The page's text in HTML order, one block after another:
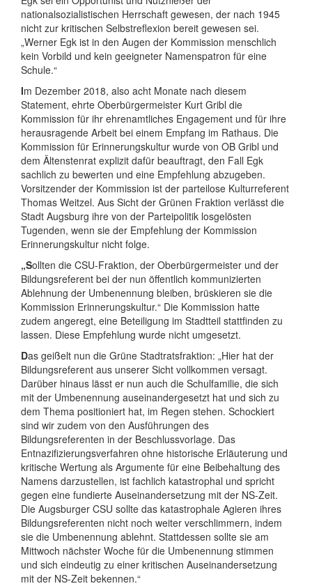
nationalsozialistischen Herrschaft gewesen, der nach 1945
nicht zur kritischen Selbstreflexion bereit gewesen sei.
„Werner Egk ist in den Augen der Kommission menschlich
kein Vorbild und kein geeigneter Namenspatron für eine
Schule.“
Im Dezember 2018, also acht Monate nach diesem
Statement, ehrte Oberbürgermeister Kurt Gribl die
Kommission für ihr ehrenamtliches Engagement und für ihre
herausragende Arbeit bei einem Empfang im Rathaus. Die
Kommission für Erinnerungskultur wurde von OB Gribl und
dem Ältenstenrat explizit dafür beauftragt, den Fall Egk
sachlich zu bewerten und eine Empfehlung abzugeben.
Vorsitzender der Kommission ist der parteilose Kulturreferent
Thomas Weitzel. Aus Sicht der Grünen Fraktion verlässt die
Stadt Augsburg ihre von der Parteipolitik losgelösten
Tugenden, wenn sie der Empfehlung der Kommission
Erinnerungskultur nicht folge.
„Sollten die CSU-Fraktion, der Oberbürgermeister und der
Bildungsreferent bei der nun öffentlich kommunizierten
Ablehnung der Umbenennung bleiben, brüskieren sie die
Kommission Erinnerungskultur.“ Die Kommission hatte
zudem angeregt, eine Beteiligung im Stadtteil stattfinden zu
lassen. Diese Empfehlung wurde nicht umgesetzt.
Das geißelt nun die Grüne Stadtratsfraktion: „Hier hat der
Bildungsreferent aus unserer Sicht vollkommen versagt.
Darüber hinaus lässt er nun auch die Schulfamilie, die sich
mit der Umbenennung auseinandergesetzt hat und sich zu
dem Thema positioniert hat, im Regen stehen. Schockiert
sind wir zudem von den Ausführungen des
Bildungsreferenten in der Beschlussvorlage. Das
Entnazifizierungsverfahren ohne historische Erläuterung und
kritische Wertung als Argumente für eine Beibehaltung des
Namens darzustellen, ist fachlich katastrophal und spricht
gegen eine fundierte Auseinandersetzung mit der NS-Zeit.
Die Augsburger CSU sollte das katastrophale Agieren ihres
Bildungsreferenten nicht noch weiter verschlimmern, indem
sie die Umbenennung ablehnt. Stattdessen sollte sie am
Mittwoch nächster Woche für die Umbenennung stimmen
und sich eindeutig zu einer kritischen Auseinandersetzung
mit der NS-Zeit bekennen.“